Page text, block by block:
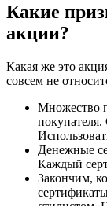
Какие
акции?
Какая же это
совсем не
Множество
Денежные
Каждый
Закончим,